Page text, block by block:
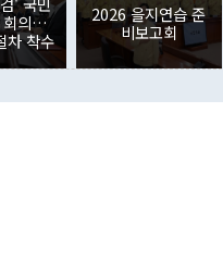
니다"라고 재차 확인했다. 정
분 국가안전보장회의(NSC)
생각에 가깝다"며 "안보 관
을 추진하겠다고 업무보고를
야 한다'고 주장한 것은 심각
로 35억6000만달러 증가했
회의…
차 착수
2026 을지연습 준
비보고회